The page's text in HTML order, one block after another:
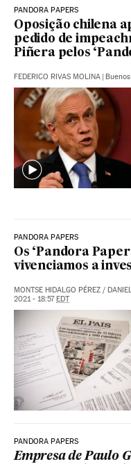
PANDORA PAPERS
Oposição chilena
pedido de
Piñera pelos
FEDERICO RIVAS MOLINA
PANDORA PAPERS
Os ‘Pandora
vivenciamos a
MONTSE HIDALGO PÉREZ /
2021 - 18:57 EDT
PANDORA PAPERS
Empresa de Paulo